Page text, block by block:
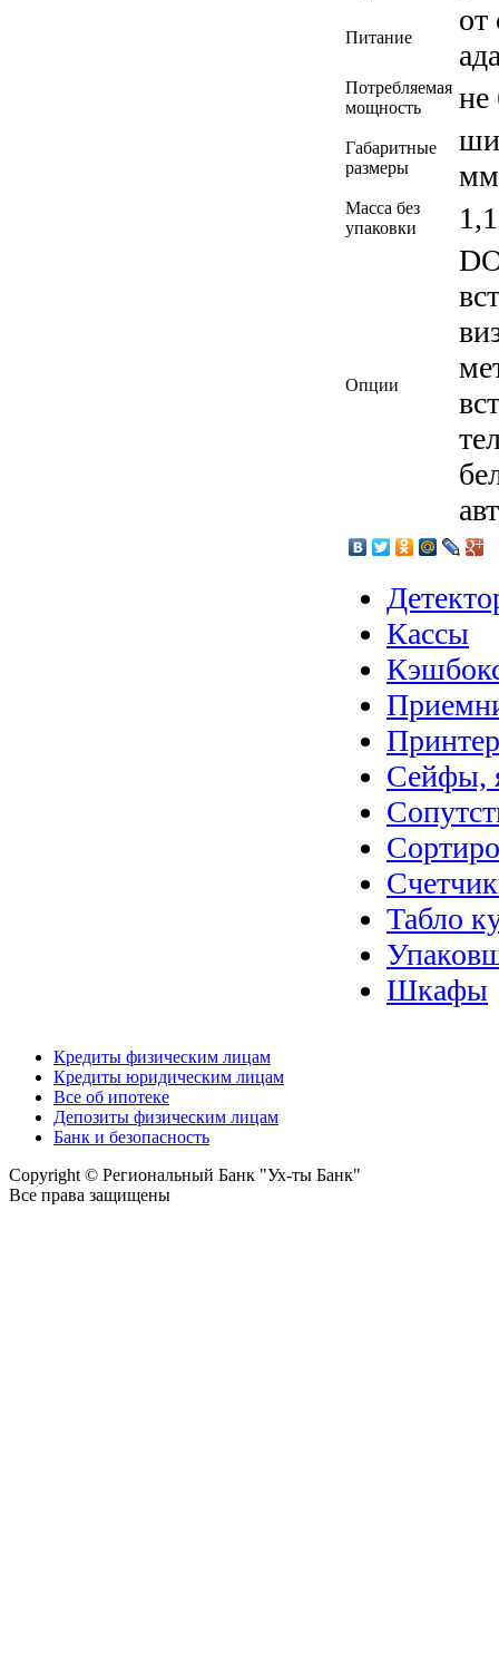
Питание
от
Потребляемая
мощность
не
Габаритные
размеры
мм
Масса без
упаковки
Опции
Кассы
Сейфы,
Табло
Шкафы
Кредиты физическим лицам
Кредиты юридическим лицам
Все об ипотеке
Депозиты физическим лицам
Банк и безопасность
Copyright © Региональный Банк "Ух-ты Банк"
Все права защищены